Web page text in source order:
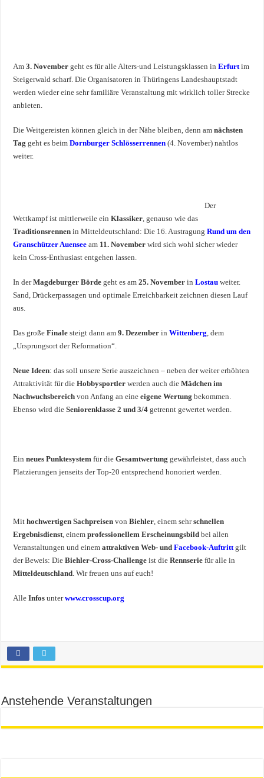
Am3. November geht es für alle Alters-und Leistungsklassen inErfurt im
Steigerwald scharf. Die Organisatoren in Thüringens Landeshauptstadt
werden wieder eine sehr familiäre Veranstaltung mit wirklich toller Strecke
anbieten.
Die Weitgereisten können gleich in der Nähe bleiben, denn amnächsten
Tag geht es beimDornburger Schlösserrennen (4. November) nahtlos
weiter.
Der
Wettkampf ist mittlerweile einKlassiker , genauso wie das
Traditionsrennen in Mitteldeutschland: Die 16. AustragungRund um den
Granschützer Auensee am 11. November wird sich wohl sicher wieder
kein Cross-Enthusiast entgehen lassen.
In derMagdeburger Börde geht es am25. November inLostau weiter.
Sand, Drückerpassagen und optimale Erreichbarkeit zeichnen diesen Lauf
aus.
Das großeFinale steigt dann am9. Dezember inWittenberg , dem
„Ursprungsort der Reformation“.
Neue Ideen: das soll unsere Serie auszeichnen – neben der weiter erhöhten
Attraktivität für dieHobbysportler werden auch dieMädchen im
Nachwuchsbereich von Anfang an eineeigene Wertung bekommen.
Ebenso wird dieSeniorenklasse 2 und 3/4 getrennt gewertet werden.
Einneues Punktesystem für dieGesamtwertung gewährleistet, dass auch
Platzierungen jenseits der Top-20 entsprechend honoriert werden.
Mithochwertigen Sachpreisen vonBiehler , einem sehrschnellen
Ergebnisdienst , einemprofessionellem Erscheinungsbild bei allen
Veranstaltungen und einemattraktiven Web- undFacebook-Auftritt gilt
der Beweis: DieBiehler-Cross-Challenge ist dieRennserie für alle in
Mitteldeutschland . Wir freuen uns auf euch!
AlleInfos unterwww.crosscup.org
Anstehende Veranstaltungen